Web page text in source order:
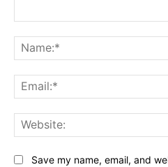
Save my name, email, and